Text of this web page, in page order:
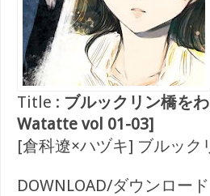
Title : ブルックリン橋を
Watatte vol 01-03]
[倉科遼×ハヅキ] ブルック
DOWNLOAD/ダウンロー